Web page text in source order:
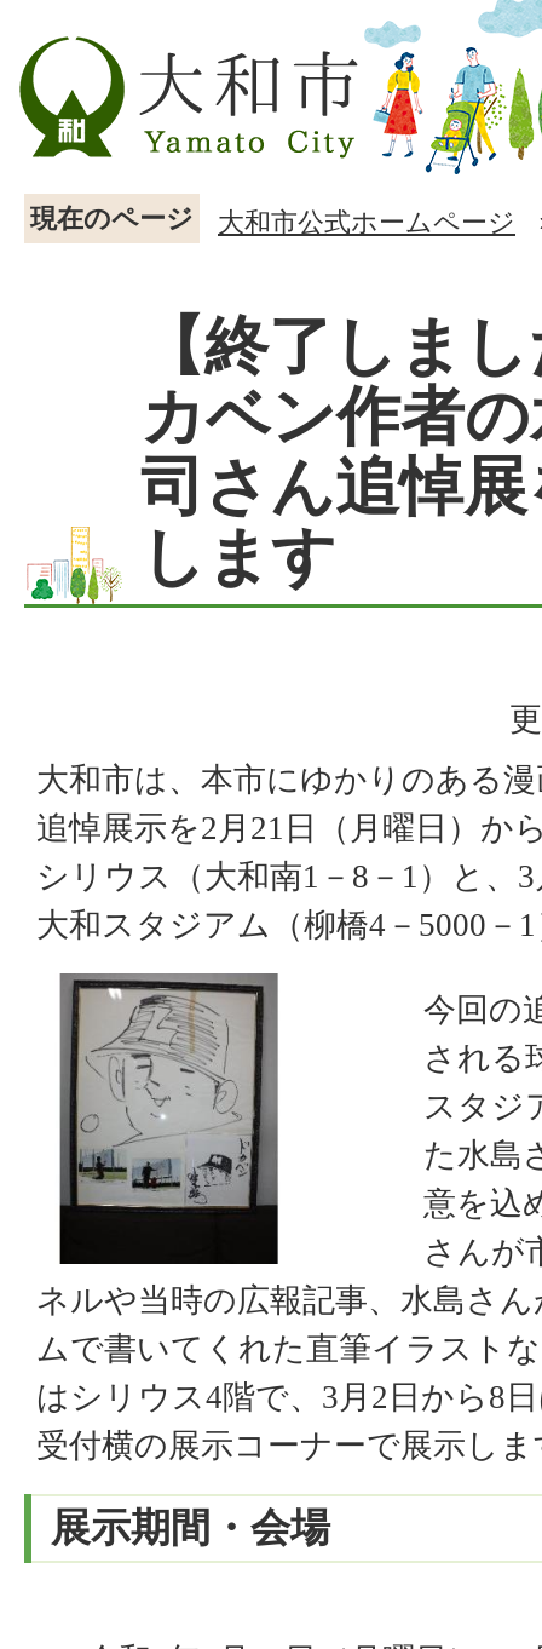
現在のページ 大和市公式ホームページ
【終了しま
カベン作者
司さん追悼
します
大和市は、本市にゆかりのある
追悼展示を2月21日（月曜日）か
シリウス（大和南1－8－1）と、
大和スタジアム（柳橋4－5000－
今回の
される
スタジ
た水島
意を込
さんが
ネルや当時の広報記事、水島さ
ムで書いてくれた直筆イラスト
はシリウス4階で、3月2日から8
受付横の展示コーナーで展示しま
展示期間・会場